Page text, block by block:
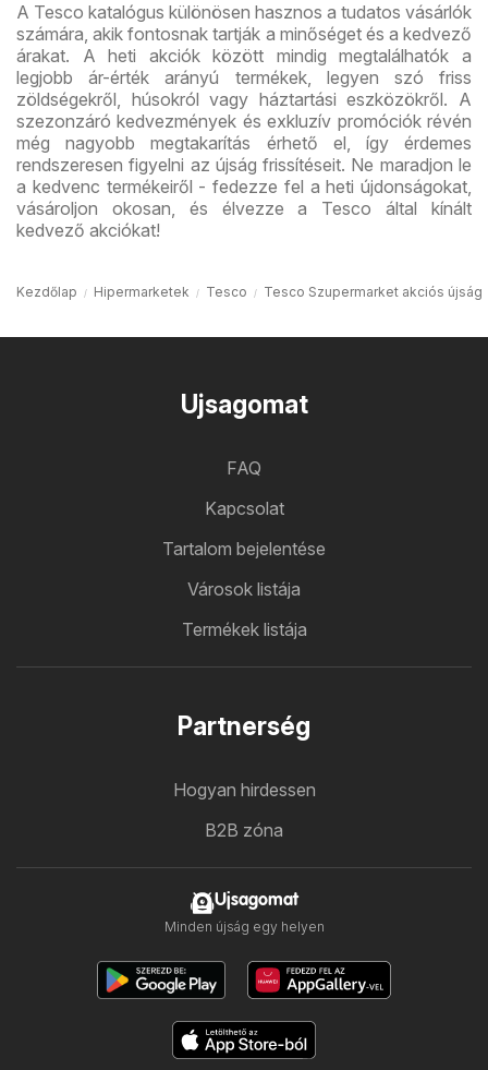
A Tesco katalógus különösen hasznos a tudatos vásárlók
számára, akik fontosnak tartják a minőséget és a kedvező
árakat. A heti akciók között mindig megtalálhatók a
legjobb ár-érték arányú termékek, legyen szó friss
zöldségekről, húsokról vagy háztartási eszközökről. A
szezonzáró kedvezmények és exkluzív promóciók révén
még nagyobb megtakarítás érhető el, így érdemes
rendszeresen figyelni az újság frissítéseit. Ne maradjon le
a kedvenc termékeiről - fedezze fel a heti újdonságokat,
vásároljon okosan, és élvezze a Tesco által kínált
kedvező akciókat!
Kezdőlap Hipermarketek Tesco Tesco Szupermarket akciós újság
Ujsagomat
FAQ
Kapcsolat
Tartalom bejelentése
Városok listája
Termékek listája
Partnerség
Hogyan hirdessen
B2B zóna
Ujsagomat
Minden újság egy helyen